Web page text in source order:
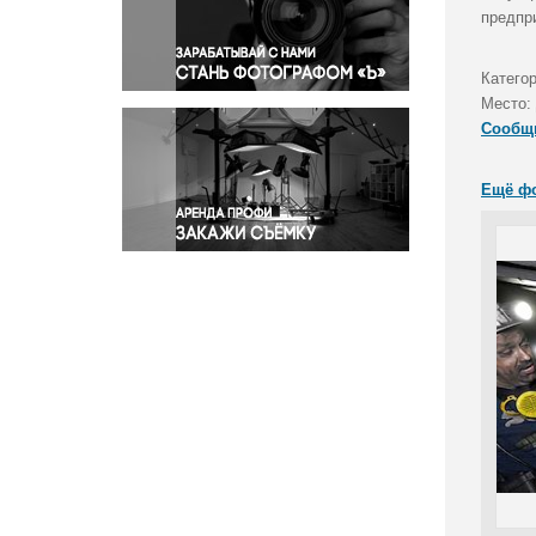
Правосудие
Происшествия и конфликты
Религия
Светская жизнь
Спорт
Экология
Экономика и бизнес
Место:
Ещё